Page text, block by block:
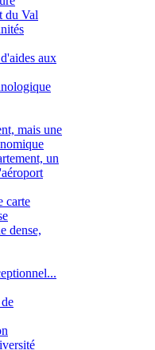
du Val
aux
mais une
un
carte
dense,